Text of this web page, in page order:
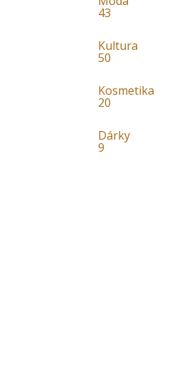
43
Kultura
50
Kosmetika
20
Dárky
9